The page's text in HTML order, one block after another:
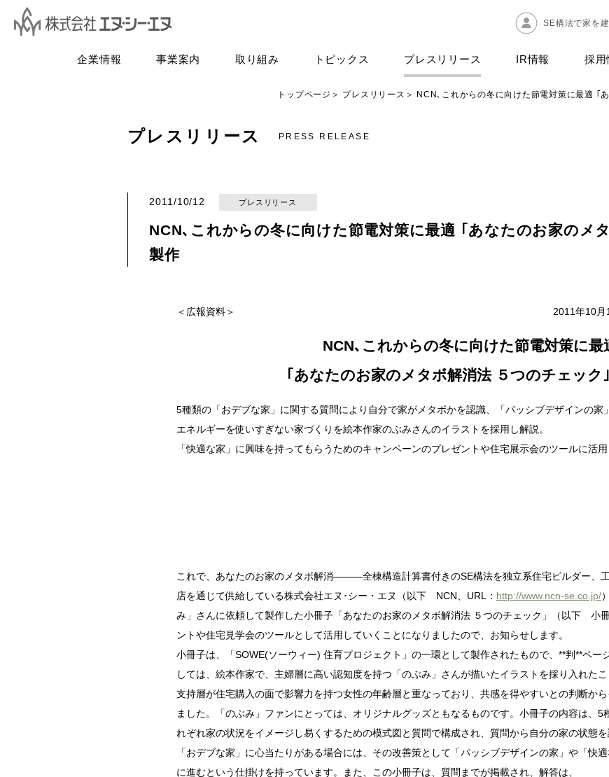
企業情報 事業案内 取り組み トピックス プレスリリース IR情報 採用
SE構法で家を
トップページ プレスリリース NCN､これからの冬に向けた節電対策に最適 ｢
プレスリリース PRESS RELEASE
2011/10/12 プレスリリース
NCN､これからの冬に向けた節電対策に最適 ｢あなたのお家のメ
製作
＜広報資料＞ 2011年10月12
NCN､これからの冬に向けた節電対策に最
｢あなたのお家のメタボ解消法 ５つのチェック
5種類の「おデブな家」に関する質問により自分で家がメタボかを認識、「パッシブデザインの家
エネルギーを使いすぎない家づくりを絵本作家のぶみさんのイラストを採用し解説。
「快適な家」に興味を持ってもらうためのキャンペーンのプレゼントや住宅展示会のツールに活用
これで、あなたのお家のメタボ解消―――全棟構造計算書付きのSE構法を独立系住宅ビルダー、
店を通じて供給している株式会社エヌ･シー・エヌ（以下 NCN、URL： http://www.ncn-se.co.jp/
み」さんに依頼して製作した小冊子「あなたのお家のメタボ解消法 ５つのチェック」（以下 小
ントや住宅見学会のツールとして活用していくことになりましたので、お知らせします。
小冊子は、「SOWE(ソーウィー) 住育プロジェクト」の一環として製作されたもので、**判**ペー
しては、絵本作家で、主婦層に高い認知度を持つ「のぶみ」さんが描いたイラストを採り入れた
支持層が住宅購入の面で影響力を持つ女性の年齢層と重なっており、共感を得やすいとの判断か
ました。「のぶみ」ファンにとっては、オリジナルグッズともなるものです。小冊子の内容は、5
れぞれ家の状況をイメージし易くするための模式図と質問で構成され、質問から自分の家の状態
「おデブな家」に心当たりがある場合には、その改善策として「パッシブデザインの家」や「快
に進むという仕掛けを持っています。また、この小冊子は、質問までが掲載され、解答は、